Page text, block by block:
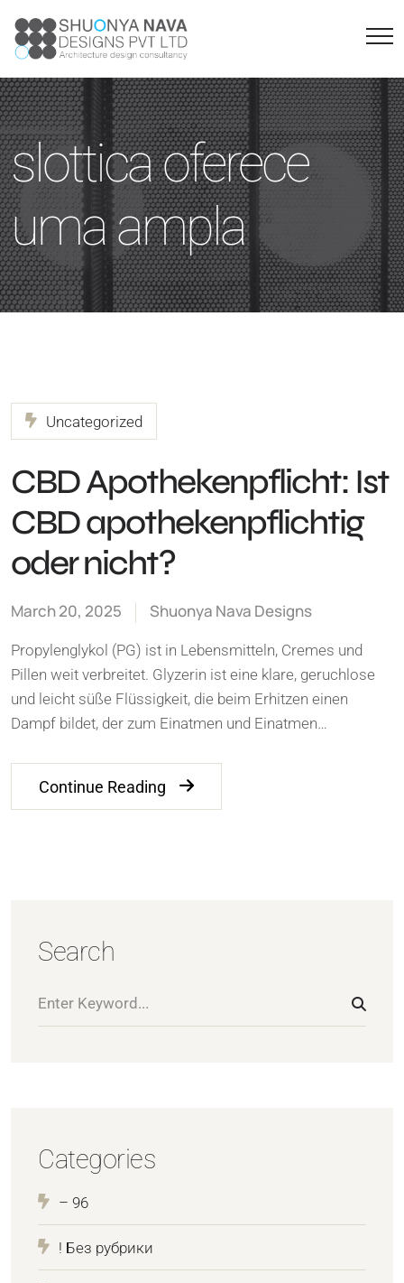
slottica oferece
uma ampla
Uncategorized
CBD Apothekenpflicht: Ist
CBD apothekenpflichtig
oder nicht?
March 20, 2025 Shuonya Nava Designs
Propylenglykol (PG) ist in Lebensmitteln, Cremes und
Pillen weit verbreitet. Glyzerin ist eine klare, geruchlose
und leicht süße Flüssigkeit, die beim Erhitzen einen
Dampf bildet, der zum Einatmen und Einatmen…
Continue Reading
Search
Categories
– 96
! Без рубрики